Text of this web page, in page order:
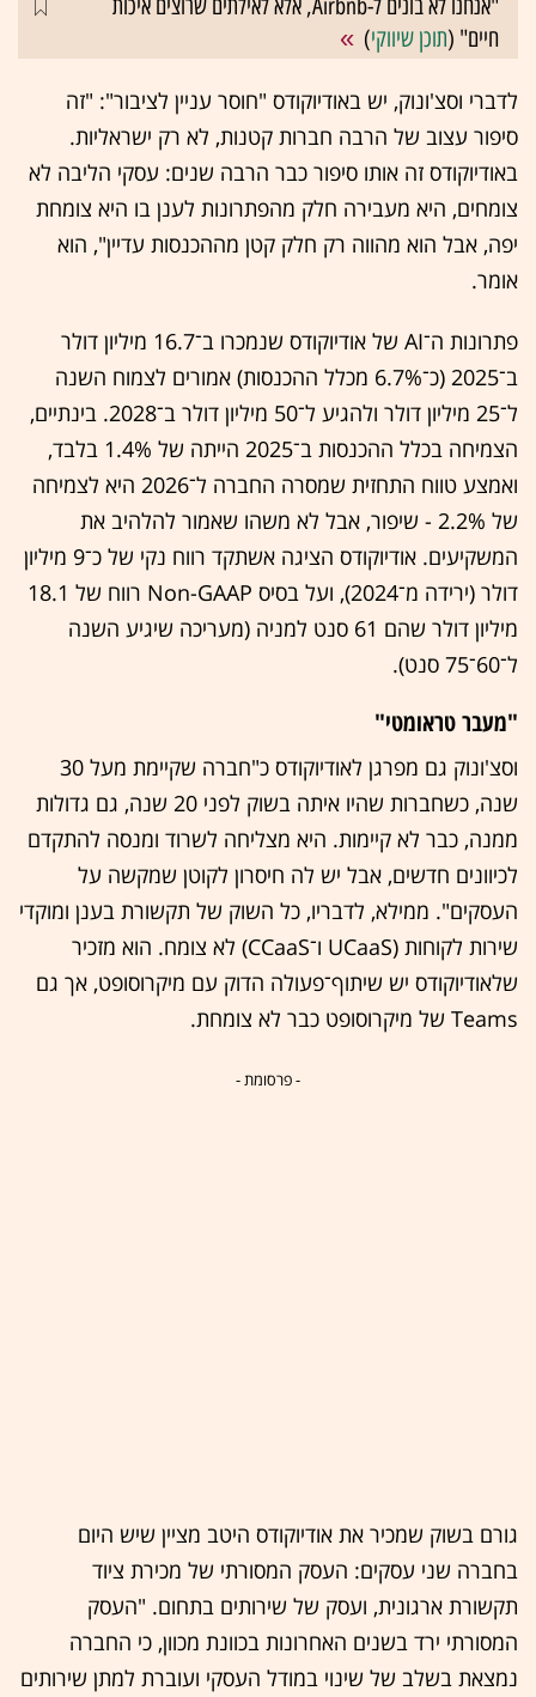
"אנחנו לא בונים ל-Airbnb, אלא לאילתים שרוצים איכות
חיים" (תוכן שיווקי)
לדברי וסצ'ונוק, יש באודיוקודס "חוסר עניין לציבור": "זה
סיפור עצוב של הרבה חברות קטנות, לא רק ישראליות.
באודיוקודס זה אותו סיפור כבר הרבה שנים: עסקי הליבה לא
צומחים, היא מעבירה חלק מהפתרונות לענן בו היא צומחת
יפה, אבל הוא מהווה רק חלק קטן מההכנסות עדיין", הוא
אומר.
פתרונות ה־AI של אודיוקודס שנמכרו ב־16.7 מיליון דולר
ב־2025 (כ־6.7% מכלל ההכנסות) אמורים לצמוח השנה
ל־25 מיליון דולר ולהגיע ל־50 מיליון דולר ב־2028. בינתיים,
הצמיחה בכלל ההכנסות ב־2025 הייתה של 1.4% בלבד,
ואמצע טווח התחזית שמסרה החברה ל־2026 היא לצמיחה
של 2.2% - שיפור, אבל לא משהו שאמור להלהיב את
המשקיעים. אודיוקודס הציגה אשתקד רווח נקי של כ־9 מיליון
דולר (ירידה מ־2024), ועל בסיס Non-GAAP רווח של 18.1
מיליון דולר שהם 61 סנט למניה (מעריכה שיגיע השנה
ל־60־75 סנט).
"מעבר טראומטי"
וסצ'ונוק גם מפרגן לאודיוקודס כ"חברה שקיימת מעל 30
שנה, כשחברות שהיו איתה בשוק לפני 20 שנה, גם גדולות
ממנה, כבר לא קיימות. היא מצליחה לשרוד ומנסה להתקדם
לכיוונים חדשים, אבל יש לה חיסרון לקוטן שמקשה על
העסקים". ממילא, לדבריו, כל השוק של תקשורת בענן ומוקדי
שירות לקוחות (UCaaS ו־CCaaS) לא צומח. הוא מזכיר
שלאודיוקודס יש שיתוף־פעולה הדוק עם מיקרוסופט, אך גם
Teams של מיקרוסופט כבר לא צומחת.
- פרסומת -
גורם בשוק שמכיר את אודיוקודס היטב מציין שיש היום
בחברה שני עסקים: העסק המסורתי של מכירת ציוד
תקשורת ארגונית, ועסק של שירותים בתחום. "העסק
המסורתי ירד בשנים האחרונות בכוונת מכוון, כי החברה
נמצאת בשלב של שינוי במודל העסקי ועוברת למתן שירותים